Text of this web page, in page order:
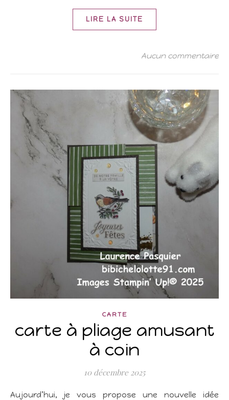
LIRE LA SUITE
Aucun commentaire
CARTE
carte à pliage amusant
à coin
10 décembre 2025
Aujourd’hui, je vous propose une nouvelle idée